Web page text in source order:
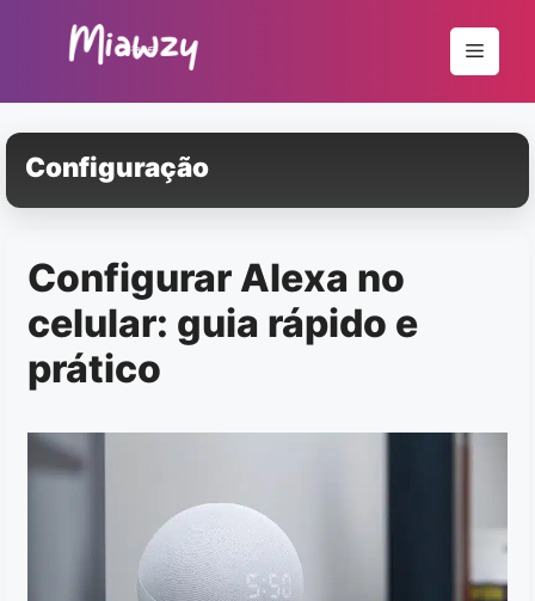
conteúdo
Menu
Configuração
Configurar Alexa no
celular: guia rápido e
prático